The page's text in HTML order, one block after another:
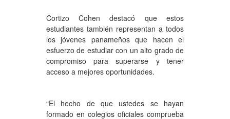
Cortizo Cohen destacó que estos
estudiantes también representan a todos
los jóvenes panameños que hacen el
esfuerzo de estudiar con un alto grado de
compromiso para superarse y tener
acceso a mejores oportunidades.
“El hecho de que ustedes se hayan
formado en colegios oficiales comprueba